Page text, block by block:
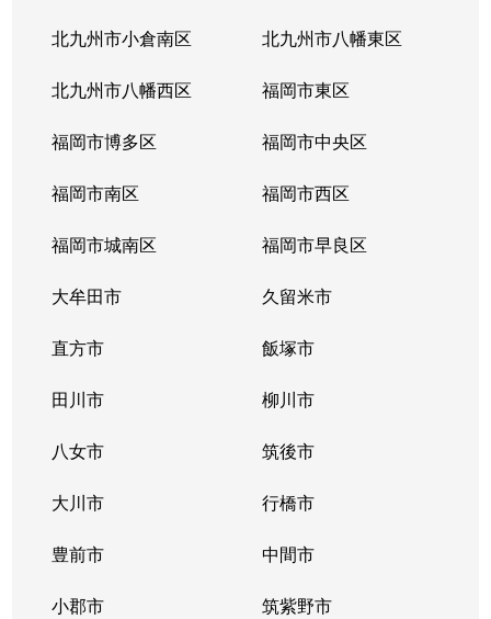
北九州市小倉南区 北九州市八幡東区
北九州市八幡西区 福岡市東区
福岡市博多区 福岡市中央区
福岡市南区 福岡市西区
福岡市城南区 福岡市早良区
大牟田市 久留米市
直方市 飯塚市
田川市 柳川市
八女市 筑後市
大川市 行橋市
豊前市 中間市
小郡市 筑紫野市